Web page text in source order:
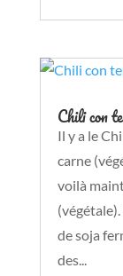
Chili con
Il y a le
carne
voilà
de soja
des...